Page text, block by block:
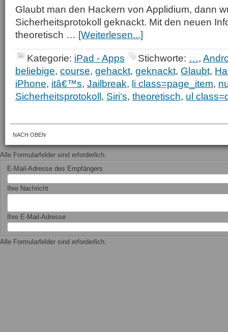
Glaubt man den Hackern von Applidium, dann
Sicherheitsprotokoll geknackt. Mit den neuen
theoretisch … [Weiterlesen...]
Kategorie: iPad - Apps Stichworte: …,
beliebige, course, gehackt, geknackt, Glaubt,
iPhone, itâ€™s, Jailbreak, li class=page_item,
Sicherheitsprotokoll, Siri‘s, theoretisch, ul
NACH OBEN
Alle Formularfelder sind erforderlich.
E-Mail-Adresse des Empfängers
Ihre Nachricht
Ihre E-Mail-Adresse
Alle Formularfelder sind erforderlich.